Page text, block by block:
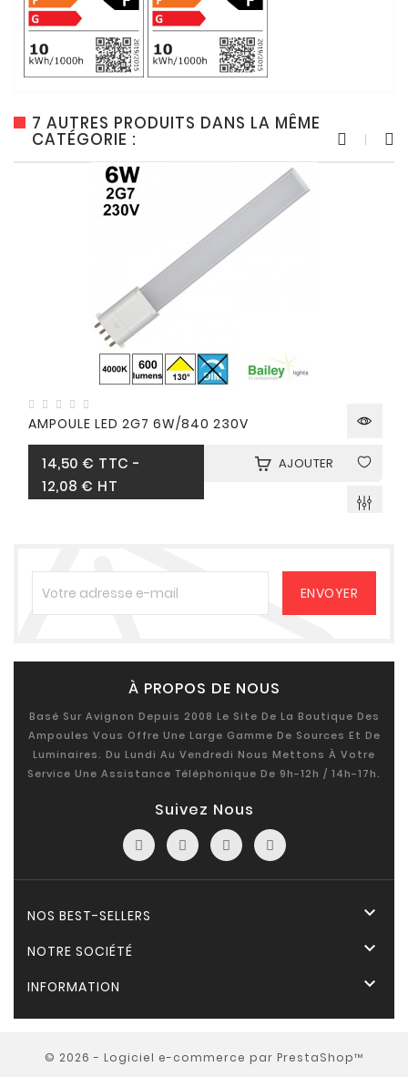
7 AUTRES PRODUITS DANS LA MÊME
CATÉGORIE :
AMPOULE LED 2G7 6W/840 230V
14,50 € Prix
TTC -
12,08 € HT
AJOUTER
À PROPOS DE NOUS
Basé Sur Avignon Depuis 2008 Le Site De La Boutique Des
Ampoules Vous Offre Une Large Gamme De Sources Et De
Luminaires. Du Lundi Au Vendredi Nous Mettons À Votre
Service Une Assistance Téléphonique De 9h-12h / 14h-17h.
Suivez Nous
NOS BEST-SELLERS 
NOTRE SOCIÉTÉ 
INFORMATION 
© 2026 - Logiciel e-commerce par PrestaShop™